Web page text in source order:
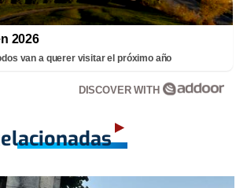
2026
van a querer visitar el próximo año
DISCOVER WITH